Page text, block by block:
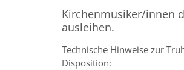
Kirchenmusiker/innen
ausleihen.
Technische Hinweise zur
Disposition: